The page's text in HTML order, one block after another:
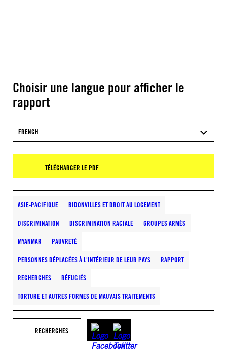
Choisir une langue pour afficher le
rapport
FRENCH
TÉLÉCHARGER LE PDF
ASIE-PACIFIQUE BIDONVILLES ET DROIT AU LOGEMENT
DISCRIMINATION DISCRIMINATION RACIALE GROUPES ARMÉS
MYANMAR PAUVRETÉ
PERSONNES DÉPLACÉES À L'INTÉRIEUR DE LEUR PAYS RAPPORT
RECHERCHES RÉFUGIÉS
TORTURE ET AUTRES FORMES DE MAUVAIS TRAITEMENTS
RECHERCHES